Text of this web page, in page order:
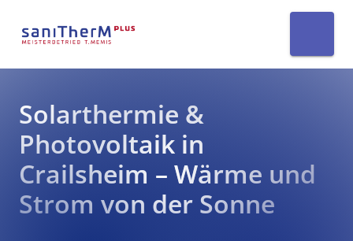
Solarthermie &
Photovoltaik in
Crailsheim – Wärme und
Strom von der Sonne